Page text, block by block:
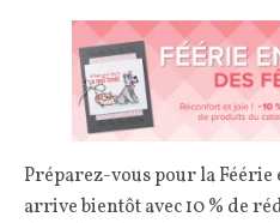
Préparez-vous pour la Féérie
arrive bientôt avec 10 % de